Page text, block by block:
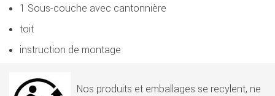
1 Sous-couche avec cantonnière
toit
instruction de montage
Nos produits et emballages se recylent, ne